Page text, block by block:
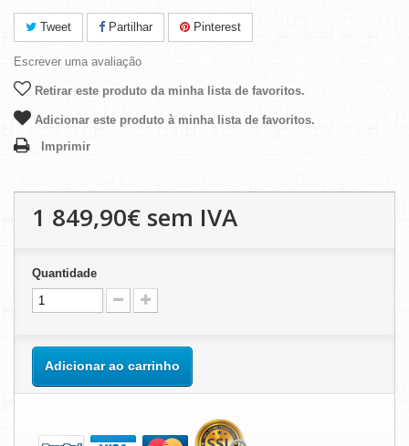
Tweet Partilhar Pinterest
Escrever uma avaliação
Retirar este produto da minha lista de favoritos.
Adicionar este produto à minha lista de favoritos.
Imprimir
1 849,90€ sem IVA
Quantidade
Adicionar ao carrinho